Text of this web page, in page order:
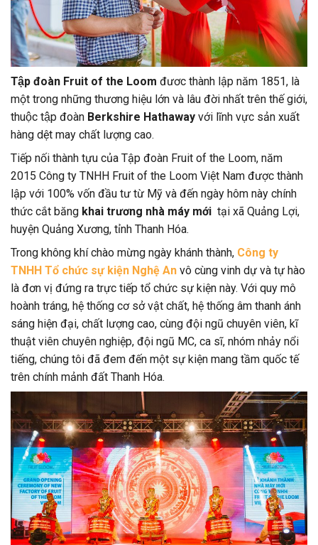
Tập đoàn Fruit of the Loom đươc thành lập năm 1851, là
một trong những thương hiệu lớn và lâu đời nhất trên thế giới,
thuộc tập đoàn Berkshire Hathaway với lĩnh vực sản xuất
hàng dệt may chất lượng cao.
Tiếp nối thành tựu của Tập đoàn Fruit of the Loom, năm
2015 Công ty TNHH Fruit of the Loom Việt Nam được thành
lập với 100% vốn đầu tư từ Mỹ và đến ngày hôm này chính
thức cắt băng khai trương nhà máy mới tại xã Quảng Lợi,
huyện Quảng Xương, tỉnh Thanh Hóa.
Trong không khí chào mừng ngày khánh thành, Công ty
TNHH Tổ chức sự kiện Nghệ An vô cùng vinh dự và tự hào
là đơn vị đứng ra trực tiếp tổ chức sự kiện này. Với quy mô
hoành tráng, hệ thống cơ sở vật chất, hệ thống âm thanh ánh
sáng hiện đại, chất lượng cao, cùng đội ngũ chuyên viên, kĩ
thuật viên chuyên nghiệp, đội ngũ MC, ca sĩ, nhóm nhảy nổi
tiếng, chúng tôi đã đem đến một sự kiện mang tầm quốc tế
trên chính mảnh đất Thanh Hóa.